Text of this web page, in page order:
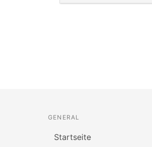
GENERAL
Startseite